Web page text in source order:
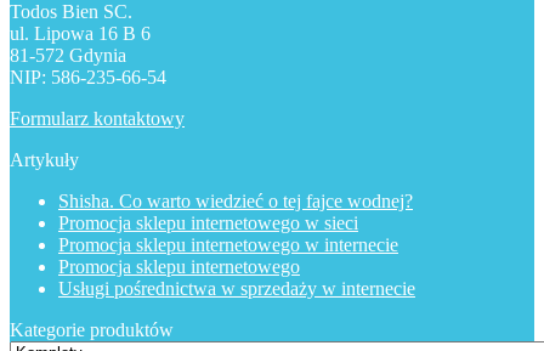
Todos Bien SC.
ul. Lipowa 16 B 6
81-572 Gdynia
NIP: 586-235-66-54
Formularz kontaktowy
Artykuły
Shisha. Co warto wiedzieć o tej fajce wodnej?
Promocja sklepu internetowego w sieci
Promocja sklepu internetowego w internecie
Promocja sklepu internetowego
Usługi pośrednictwa w sprzedaży w internecie
Kategorie produktów